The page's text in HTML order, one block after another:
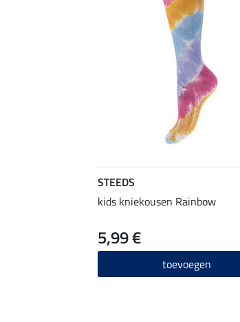
STEEDS
kids kniekousen Rainbow
5,99 €
toevoegen